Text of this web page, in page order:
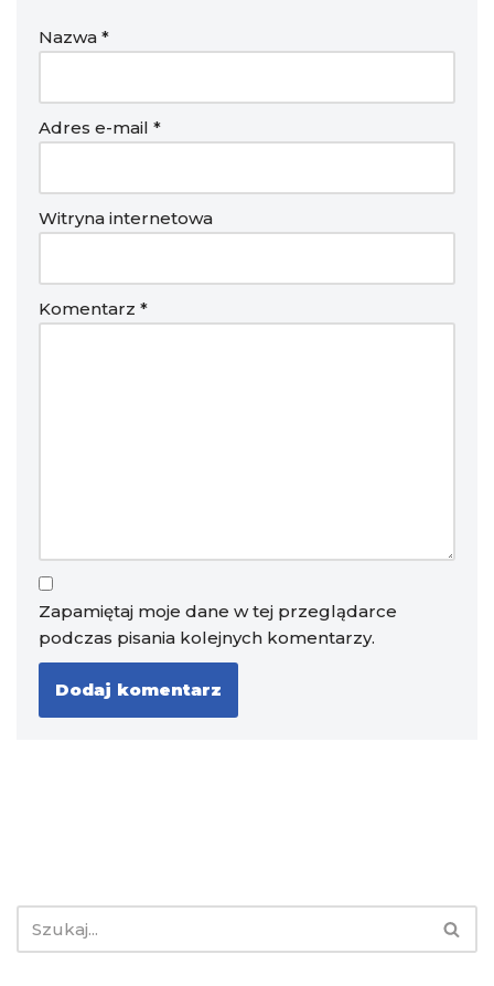
Nazwa *
Adres e-mail *
Witryna internetowa
Komentarz *
Zapamiętaj moje dane w tej przeglądarce
podczas pisania kolejnych komentarzy.